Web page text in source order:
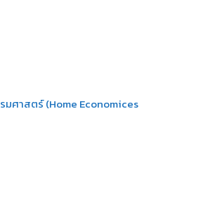
มศาสตร์ (Home Economices